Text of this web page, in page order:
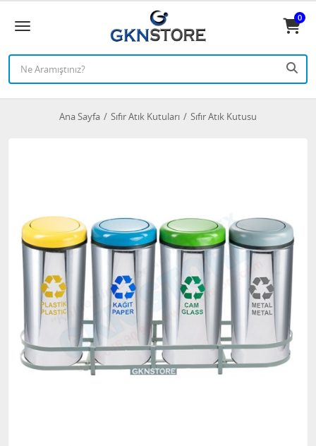
0
Ana Sayfa Sıfır Atık Kutuları Sıfır Atık Kutusu